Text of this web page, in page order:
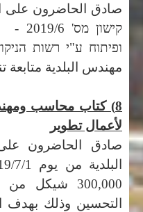
صادق الحاضرون على
קישון מס'
ופיתוח ע"י רשות
مهندس البلدية متابعة
8) كتاب محاسب
لأعمال تطوير
صادق الحاضرون
300,000
التحسين وذلك بهدف